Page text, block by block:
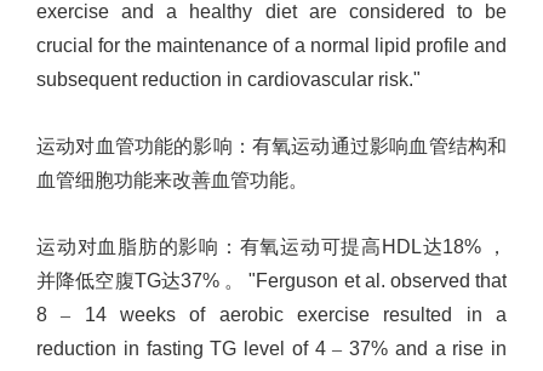
exercise and a healthy diet are considered to be
crucial for the maintenance of a normal lipid profile and
subsequent reduction in cardiovascular risk."
运动对血管功能的影响 ： 有氧运动通过影响血管结构和
血管细胞功能来改善血管功能。
运动对血脂肪的影响：有氧运动可提高 HDL达18%
，
并降低空腹TG达37% 。
"Ferguson et al. observed that
8– 14 weeks of aerobic exercise resulted in a
reduction in fasting TG level of 4– 37% and a rise in